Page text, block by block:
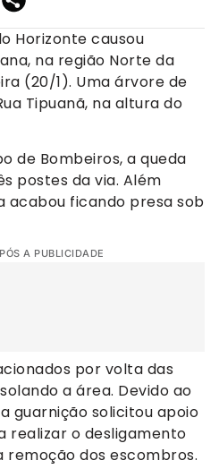
Horizonte causou
na região Norte da
(20/1). Uma árvore de
Tipuanã, na altura do
de Bombeiros, a queda
postes da via. Além
acabou ficando presa sob
A PUBLICIDADE
por volta das
a área. Devido ao
guarnição solicitou apoio
realizar o desligamento
dos escombros.